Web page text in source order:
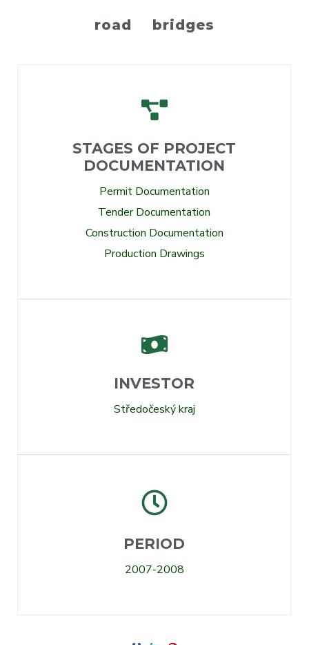
road bridges
STAGES OF PROJECT
DOCUMENTATION
Permit Documentation
Tender Documentation
Construction Documentation
Production Drawings
INVESTOR
Středočeský kraj
PERIOD
2007-2008